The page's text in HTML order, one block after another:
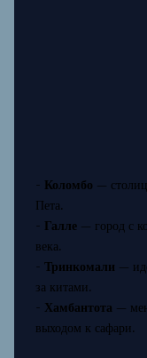
- Коломбо —
Пета.
- Галле— город с
века.
- Тринкомали —
за китами.
- Хамбантота —
выходом к сафари.